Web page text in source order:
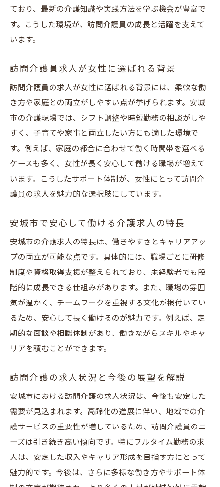
地域密着型求人で働く介護員の実際の声
安城市で選ばれる介護求人の特徴を分析
介護員として安心してスタートできる環境
訪問介護員求人で未経験者が成長できる理
由
安城市で未経験から介護員になるメリット
サポート体制が整った介護求人の選び方
フルタイム勤務の安城市介護求人最新情報
フルタイム勤務が可能な介護求人の傾向
安城市でフルタイム介護員が活躍する理由
訪問介護員求人選びで大切なチェック項目
働きやすさで選ぶ訪問介護・介護員の未来
安城市で働きやすい訪問介護員求人の特徴
介護員の働き方改革と今後の展望を解説
訪問介護員の求人が示す業界の未来像
ており、最新の介護知識や実践方法を学ぶ機会が豊富で
す。こうした環境が、訪問介護員の成長と活躍を支えて
います。
訪問介護員求人が女性に選ばれる背景
訪問介護員の求人が女性に選ばれる背景には、柔軟な働
き方や家庭との両立がしやすい点が挙げられます。安城
市の介護現場では、シフト調整や時短勤務の相談がしや
すく、子育てや家事と両立したい方にも適した環境で
す。例えば、家庭の都合に合わせて働く時間帯を選べる
ケースも多く、女性が長く安心して働ける職場が増えて
います。こうしたサポート体制が、女性にとって訪問介
護員の求人を魅力的な選択肢にしています。
安城市で安心して働ける介護求人の特長
安城市の介護求人の特長は、働きやすさとキャリアアッ
プの両立が可能な点です。具体的には、職場ごとに研修
制度や資格取得支援が整えられており、未経験者でも段
階的に成長できる仕組みがあります。また、職場の雰囲
気が温かく、チームワークを重視する文化が根付いてい
るため、安心して長く働けるのが魅力です。例えば、定
期的な面談や相談体制があり、働きながらスキルやキャ
リアを積むことができます。
訪問介護の求人状況と今後の展望を解説
安城市における訪問介護の求人状況は、今後も安定した
需要が見込まれます。高齢化の進展に伴い、地域での介
護サービスの重要性が増しているため、訪問介護員のニ
ーズは引き続き高い傾向です。特にフルタイム勤務の求
人は、安定した収入やキャリア形成を目指す方にとって
魅力的です。今後は、さらに多様な働き方やサポート体